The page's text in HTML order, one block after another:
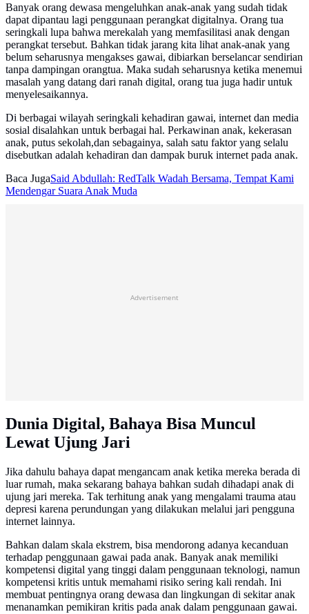
Banyak orang dewasa mengeluhkan anak-anak yang sudah tidak
dapat dipantau lagi penggunaan perangkat digitalnya. Orang tua
seringkali lupa bahwa merekalah yang memfasilitasi anak dengan
perangkat tersebut. Bahkan tidak jarang kita lihat anak-anak yang
belum seharusnya mengakses gawai, dibiarkan berselancar sendirian
tanpa dampingan orangtua. Maka sudah seharusnya ketika menemui
masalah yang datang dari ranah digital, orang tua juga hadir untuk
menyelesaikannya.
Di berbagai wilayah seringkali kehadiran gawai, internet dan media
sosial disalahkan untuk berbagai hal. Perkawinan anak, kekerasan
anak, putus sekolah,dan sebagainya, salah satu faktor yang selalu
disebutkan adalah kehadiran dan dampak buruk internet pada anak.
Baca JugaSaid Abdullah: RedTalk Wadah Bersama, Tempat Kami
Mendengar Suara Anak Muda
Advertisement
Dunia Digital, Bahaya Bisa Muncul
Lewat Ujung Jari
Jika dahulu bahaya dapat mengancam anak ketika mereka berada di
luar rumah, maka sekarang bahaya bahkan sudah dihadapi anak di
ujung jari mereka. Tak terhitung anak yang mengalami trauma atau
depresi karena perundungan yang dilakukan melalui jari pengguna
internet lainnya.
Bahkan dalam skala ekstrem, bisa mendorong adanya kecanduan
terhadap penggunaan gawai pada anak. Banyak anak memiliki
kompetensi digital yang tinggi dalam penggunaan teknologi, namun
kompetensi kritis untuk memahami risiko sering kali rendah. Ini
membuat pentingnya orang dewasa dan lingkungan di sekitar anak
menanamkan pemikiran kritis pada anak dalam penggunaan gawai.